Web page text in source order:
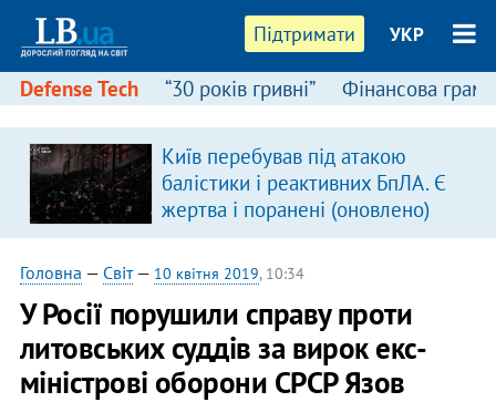
Підтримати УКР
Defense Tech “30 років гривні” Фінансова
Київ перебував під атакою
балістики і реактивних БпЛА. Є
жертва і поранені (оновлено)
Головна — Світ— 10 квітня 2019, 10:34
У Росії порушили справу проти
литовських суддів за вирок екс-
міністрові оборони СРСР Язов